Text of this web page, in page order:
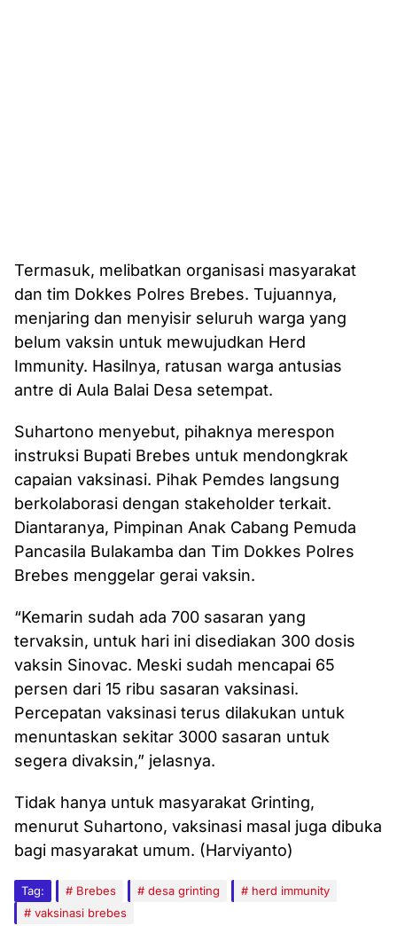
Termasuk, melibatkan organisasi masyarakat
dan tim Dokkes Polres Brebes. Tujuannya,
menjaring dan menyisir seluruh warga yang
belum vaksin untuk mewujudkan Herd
Immunity. Hasilnya, ratusan warga antusias
antre di Aula Balai Desa setempat.
Suhartono menyebut, pihaknya merespon
instruksi Bupati Brebes untuk mendongkrak
capaian vaksinasi. Pihak Pemdes langsung
berkolaborasi dengan stakeholder terkait.
Diantaranya, Pimpinan Anak Cabang Pemuda
Pancasila Bulakamba dan Tim Dokkes Polres
Brebes menggelar gerai vaksin.
“Kemarin sudah ada 700 sasaran yang
tervaksin, untuk hari ini disediakan 300 dosis
vaksin Sinovac. Meski sudah mencapai 65
persen dari 15 ribu sasaran vaksinasi.
Percepatan vaksinasi terus dilakukan untuk
menuntaskan sekitar 3000 sasaran untuk
segera divaksin,” jelasnya.
Tidak hanya untuk masyarakat Grinting,
menurut Suhartono, vaksinasi masal juga dibuka
bagi masyarakat umum. (Harviyanto)
Tag: Brebes desa grinting
herd immunity
vaksinasi brebes